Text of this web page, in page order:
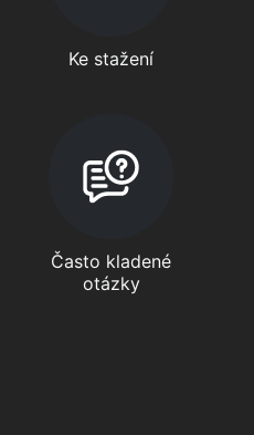
Ke stažení
Často kladené
otázky